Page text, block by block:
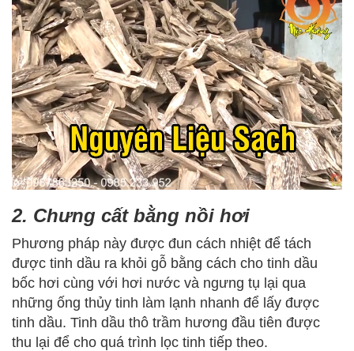
​​​2. Chưng cất bằng nồi hơi
Phương pháp này được đun cách nhiệt để tách
được tinh dầu ra khỏi gỗ bằng cách cho tinh dầu
bốc hơi cùng với hơi nước và ngưng tụ lại qua
những ống thủy tinh làm lạnh nhanh để lấy được
tinh dầu. Tinh dầu thô trầm hương đầu tiên được
thu lại để cho quá trình lọc tinh tiếp theo.